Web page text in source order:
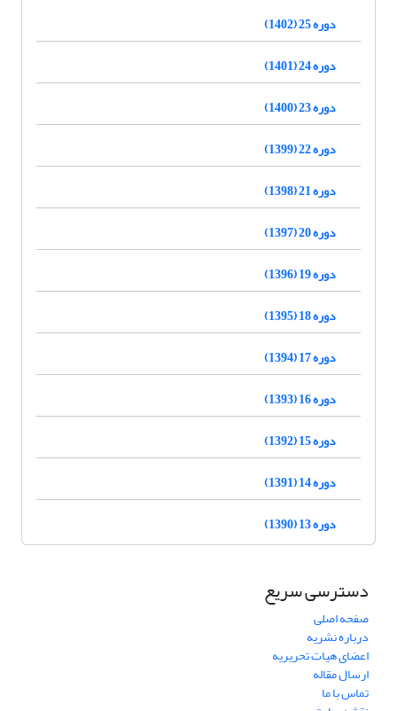
دوره 25 (1402)
دوره 24 (1401)
دوره 23 (1400)
دوره 22 (1399)
دوره 21 (1398)
دوره 20 (1397)
دوره 19 (1396)
دوره 18 (1395)
دوره 17 (1394)
دوره 16 (1393)
دوره 15 (1392)
دوره 14 (1391)
دوره 13 (1390)
دسترسی سریع
صفحه اصلی
درباره نشریه
اعضای هیات تحریریه
ارسال مقاله
تماس با ما